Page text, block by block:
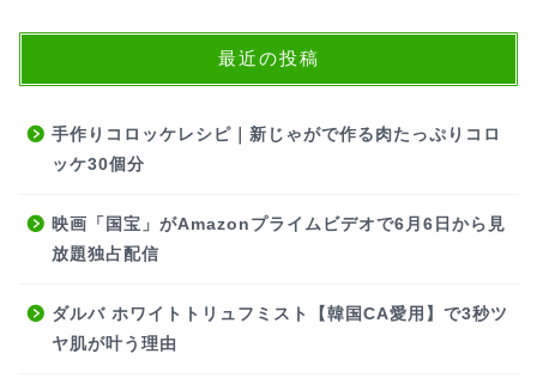
最近の投稿
手作りコロッケレシピ｜新じゃがで作る肉たっぷりコロ
ッケ30個分
映画「国宝」がAmazonプライムビデオで6月6日から見
放題独占配信
ダルバ ホワイトトリュフミスト【韓国CA愛用】で3秒ツ
ヤ肌が叶う理由